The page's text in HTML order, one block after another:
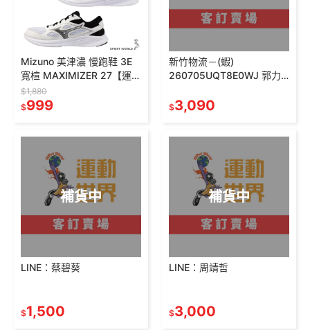
Mizuno 美津濃 慢跑鞋 3E
寬楦 MAXIMIZER 27【運動
世界】
K1GA250209/01/02
$1,880
$999
新竹物流－(蝦)
260705UQT8E0WJ 郭力
$3,090
補貨中
LINE：蔡碧葵
$1,500
補貨中
LINE：周靖哲
$3,000